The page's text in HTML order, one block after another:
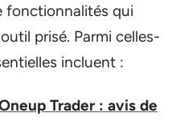
fonctionnalités qui
prisé. Parmi celles-
incluent :
Trader : avis de